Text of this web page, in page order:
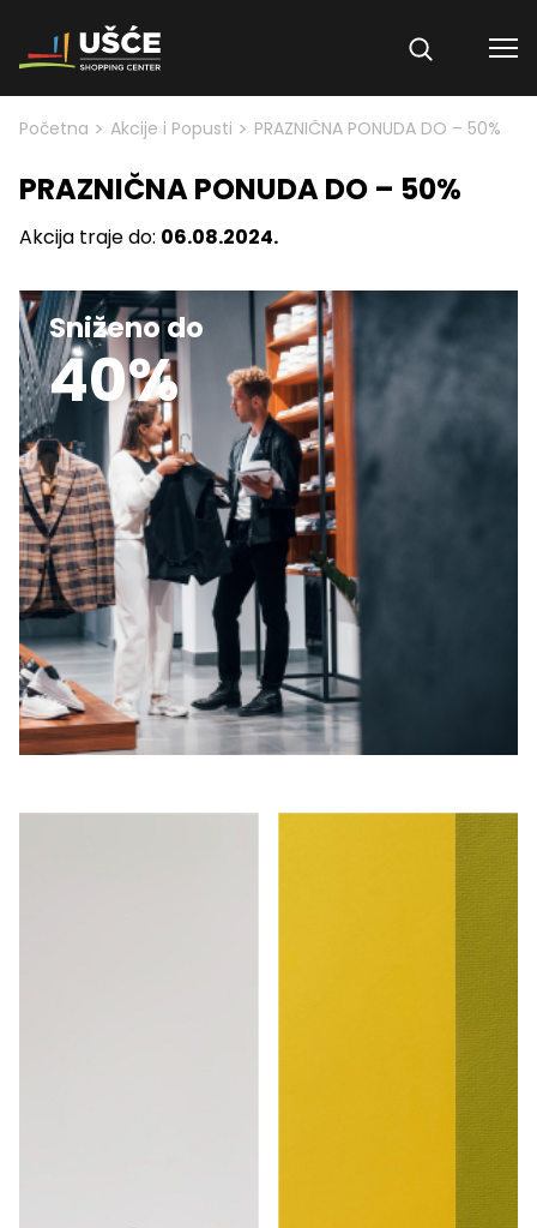
Skip to content
Početna > Akcije i Popusti > PRAZNIČNA PONUDA DO – 50%
PRAZNIČNA PONUDA DO – 50%
Akcija traje do: 06.08.2024.
Sniženo do
40%